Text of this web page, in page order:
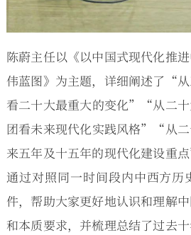
陈蔚主任以《以中国式现代化推
伟蓝图》为主题，详细阐述了“
看二十大最重大的变化”“从二十
团看未来现代化实践风格”“从
来五年及十五年的现代化建设重
通过对照同一时间段内中西方历
件，帮助大家更好地认识和理解
和本质要求，并梳理总结了过去